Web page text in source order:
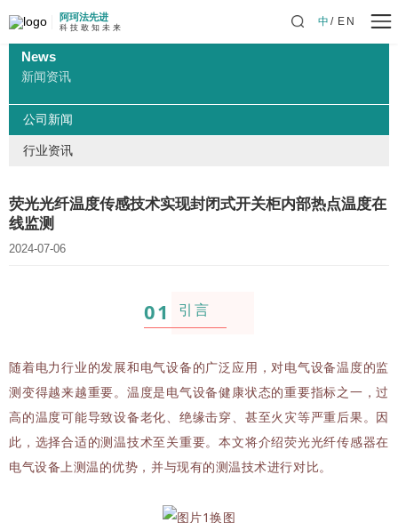
阿珂法先进
科 技 敢 知 未 来
中 EN
News
新闻资讯
公司新闻
行业资讯
荧光光纤温度传感技术实现封闭式开关柜内部热点温度在
线监测
2024-07-06
01 引言
随着电力行业的发展和电气设备的广泛应用，对电气设备温度的监
测变得越来越重要。温度是电气设备健康状态的重要指标之一，过
高的温度可能导致设备老化、绝缘击穿、甚至火灾等严重后果。因
此，选择合适的测温技术至关重要。本文将介绍荧光光纤传感器在
电气设备上测温的优势，并与现有的测温技术进行对比。